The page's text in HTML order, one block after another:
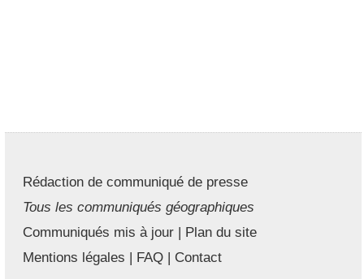
Rédaction de communiqué de presse
Tous les communiqués géographiques
Communiqués mis à jour | Plan du site
Mentions légales | FAQ | Contact